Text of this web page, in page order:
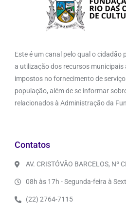
Este é um canal pelo qual o cidadão
a utilização dos recursos municipais
impostos no fornecimento de
população, além de se informar
relacionados à Administração da
Contatos
AV. CRISTÓVÃO BARCELOS, Nº
08h às 17h - Segunda-feira à
(22) 2764-7115